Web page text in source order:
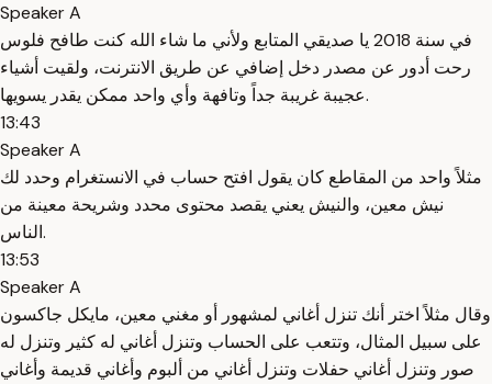
Speaker A
في سنة 2018 يا صديقي المتابع ولأني ما شاء الله كنت طافح فلوس
رحت أدور عن مصدر دخل إضافي عن طريق الانترنت، ولقيت أشياء
عجيبة غريبة جداً وتافهة وأي واحد ممكن يقدر يسويها.
13:43
Speaker A
مثلاً واحد من المقاطع كان يقول افتح حساب في الانستغرام وحدد لك
نيش معين، والنيش يعني يقصد محتوى محدد وشريحة معينة من
الناس.
13:53
Speaker A
وقال مثلاً اختر أنك تنزل أغاني لمشهور أو مغني معين، مايكل جاكسون
على سبيل المثال، وتتعب على الحساب وتنزل أغاني له كثير وتنزل له
صور وتنزل أغاني حفلات وتنزل أغاني من ألبوم وأغاني قديمة وأغاني